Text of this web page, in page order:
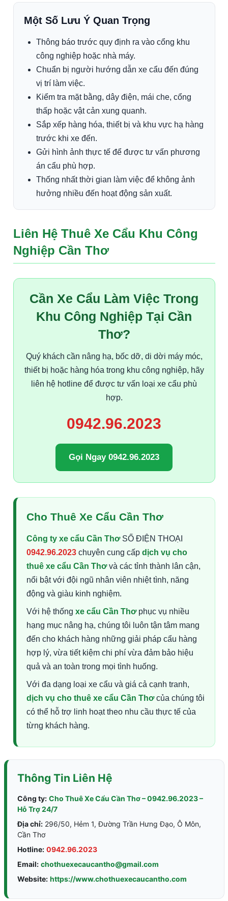
Một Số Lưu Ý Quan Trọng
Thông báo trước quy định ra vào cổng khu
công nghiệp hoặc nhà máy.
Chuẩn bị người hướng dẫn xe cẩu đến đúng
vị trí làm việc.
Kiểm tra mặt bằng, dây điện, mái che, cổng
thấp hoặc vật cản xung quanh.
Sắp xếp hàng hóa, thiết bị và khu vực hạ hàng
trước khi xe đến.
Gửi hình ảnh thực tế để được tư vấn phương
án cẩu phù hợp.
Thống nhất thời gian làm việc để không ảnh
hưởng nhiều đến hoạt động sản xuất.
Liên Hệ Thuê Xe Cẩu Khu Công
Nghiệp Cần Thơ
Cần Xe Cẩu Làm Việc Trong
Khu Công Nghiệp Tại Cần
Thơ?
Quý khách cần nâng hạ, bốc dỡ, di dời máy móc,
thiết bị hoặc hàng hóa trong khu công nghiệp, hãy
liên hệ hotline để được tư vấn loại xe cẩu phù
hợp.
0942.96.2023
Gọi Ngay 0942.96.2023
Cho Thuê Xe Cẩu Cần Thơ
Công ty xe cẩu Cần Thơ SỐ ĐIỆN THOẠI
0942.96.2023 chuyên cung cấp dịch vụ cho
thuê xe cẩu Cần Thơvà các tỉnh thành lân cận,
nổi bật với đội ngũ nhân viên nhiệt tình, năng
động và giàu kinh nghiệm.
Với hệ thống xe cẩu Cần Thơ phục vụ nhiều
hạng mục nâng hạ, chúng tôi luôn tận tâm mang
đến cho khách hàng những giải pháp cẩu hàng
hợp lý, vừa tiết kiệm chi phí vừa đảm bảo hiệu
quả và an toàn trong mọi tình huống.
Với đa dạng loại xe cẩu và giá cả cạnh tranh,
dịch vụ cho thuê xe cẩu Cần Thơcủa chúng tôi
có thể hỗ trợ linh hoạt theo nhu cầu thực tế của
từng khách hàng.
Thông Tin Liên Hệ
Công ty: Cho Thuê Xe Cẩu Cần Thơ – 0942.96.2023 –
Hỗ Trợ 24/7
Địa chỉ:296/50, Hẻm 1, Đường Trần Hưng Đạo, Ô Môn,
Cần Thơ
Hotline: 0942.96.2023
Email: chothuexecaucantho@gmail.com
Website: https://www.chothuexecaucantho.com